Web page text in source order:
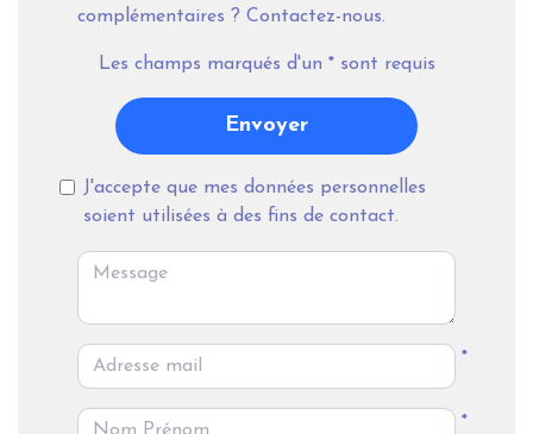
complémentaires ? Contactez-nous.
*
*
J'accepte que mes données personnelles
soient utilisées à des fins de contact.
Les champs marqués d'un *sont requis
Envoyer